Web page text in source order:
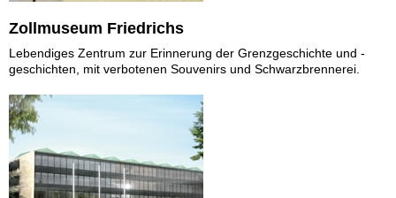
Zollmuseum Friedrichs
Lebendiges Zentrum zur Erinnerung der Grenzgeschichte und -
geschichten, mit verbotenen Souvenirs und Schwarzbrennerei.